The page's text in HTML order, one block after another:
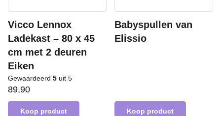
Vicco Lennox
Ladekast – 80 x 45
cm met 2 deuren
Eiken
Gewaardeerd 5 uit 5
89,90
Koop product
Babyspullen van
Elissio
Koop product